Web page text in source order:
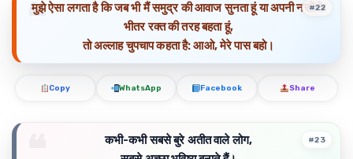
मुझे ऐसा लगता है कि जब भी मैं समुद्र की आवाज सुनता हूं या अपनी नसों के
भीतर रक्त की तरह बहता हूं,
तो अल्लाह चुपचाप कहता है: आओ, मेरे पास बहो।
#22
Copy WhatsApp Facebook Share
कभी-कभी सबसे बुरे अतीत वाले लोग,
#23